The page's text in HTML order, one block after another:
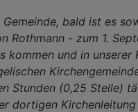
Gemeinde, bald ist es
Rothmann - zum 1.
kommen und in
Stunden (0,25 Stelle)
dortigen